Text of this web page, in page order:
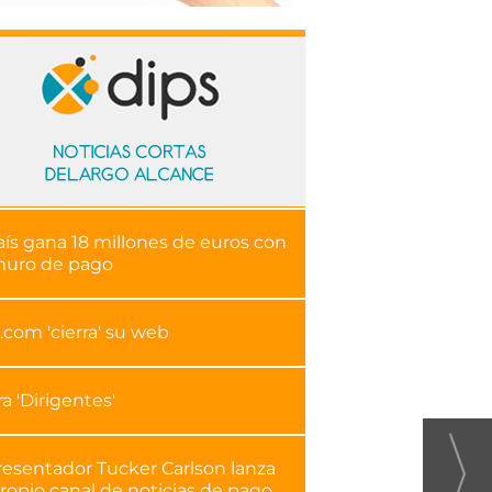
gana 18 millones de euros con
de pago
'cierra' su web
'Dirigentes'
Tucker Carlson lanza